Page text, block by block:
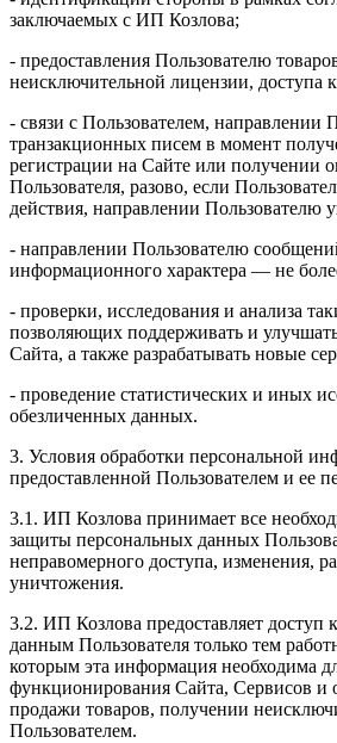
заключаемых с ИП Козлова;
- предоставления Пользователю
неисключительной лицензии, доступа
- связи с Пользователем, направлении
транзакционных писем в момент
регистрации на Сайте или получении
Пользователя, разово, если
действия, направлении Пользователю
- направлении Пользователю
информационного характера — не
- проверки, исследования и анализа
позволяющих поддерживать и
Сайта, а также разрабатывать новые
- проведение статистических и иных
обезличенных данных.
3. Условия обработки персональной
предоставленной Пользователем и ее
3.1. ИП Козлова принимает все
защиты персональных данных
неправомерного доступа, изменения,
уничтожения.
3.2. ИП Козлова предоставляет доступ
данным Пользователя только тем
которым эта информация необходима
функционирования Сайта, Сервисов и
продажи товаров, получении
Пользователем.